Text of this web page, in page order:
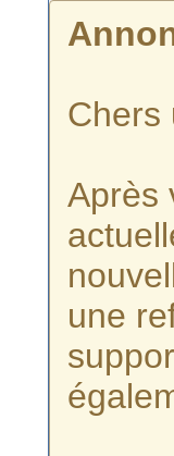
Chers
Après
une